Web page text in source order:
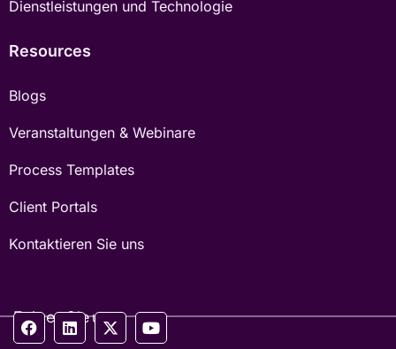
Dienstleistungen und Technologie
Resources
Blogs
Veranstaltungen & Webinare
Process Templates
Client Portals
Kontaktieren Sie uns
Folgen Sie uns